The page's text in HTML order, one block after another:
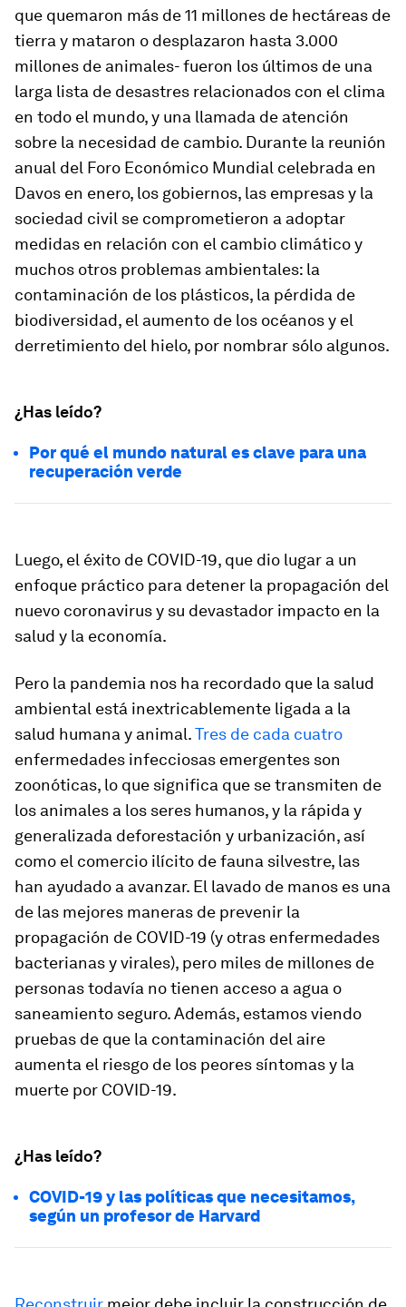
que quemaron más de 11 millones de hectáreas de
tierra y mataron o desplazaron hasta 3.000
millones de animales- fueron los últimos de una
larga lista de desastres relacionados con el clima
en todo el mundo, y una llamada de atención
sobre la necesidad de cambio. Durante la reunión
anual del Foro Económico Mundial celebrada en
Davos en enero, los gobiernos, las empresas y la
sociedad civil se comprometieron a adoptar
medidas en relación con el cambio climático y
muchos otros problemas ambientales: la
contaminación de los plásticos, la pérdida de
biodiversidad, el aumento de los océanos y el
derretimiento del hielo, por nombrar sólo algunos.
¿Has leído?
Por qué el mundo natural es clave para una
recuperación verde
Luego, el éxito de COVID-19, que dio lugar a un
enfoque práctico para detener la propagación del
nuevo coronavirus y su devastador impacto en la
salud y la economía.
Pero la pandemia nos ha recordado que la salud
ambiental está inextricablemente ligada a la
salud humana y animal.Tres de cada cuatro
enfermedades infecciosas emergentes son
zoonóticas, lo que significa que se transmiten de
los animales a los seres humanos, y la rápida y
generalizada deforestación y urbanización, así
como el comercio ilícito de fauna silvestre, las
han ayudado a avanzar. El lavado de manos es una
de las mejores maneras de prevenir la
propagación de COVID-19 (y otras enfermedades
bacterianas y virales), pero miles de millones de
personas todavía no tienen acceso a agua o
saneamiento seguro. Además, estamos viendo
pruebas de que la contaminación del aire
aumenta el riesgo de los peores síntomas y la
muerte por COVID-19.
¿Has leído?
COVID-19 y las políticas que necesitamos,
según un profesor de Harvard